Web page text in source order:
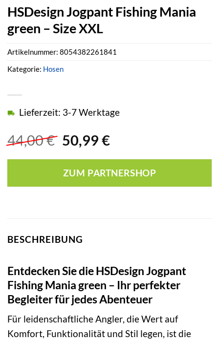
HSDesign Jogpant Fishing Mania
green – Size XXL
44,00€ Ursprünglicher
war:
44,00 €
50,99 €Aktueller
ist:
50,99 €.
Lieferzeit: 3-7 Werktage
ZUM PARTNERSHOP
Artikelnummer: 8054382261841
Kategorie: Hosen
BESCHREIBUNG
Entdecken Sie die HSDesign Jogpant
Fishing Mania green – Ihr perfekter
Begleiter für jedes Abenteuer
Für leidenschaftliche Angler, die Wert auf
Komfort, Funktionalität und Stil legen, ist die